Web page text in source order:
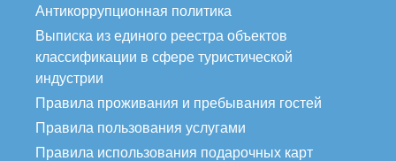
Антикоррупционная политика
Выписка из единого реестра объектов
классификации в сфере туристической
индустрии
Правила проживания и пребывания гостей
Правила пользования услугами
Правила использования подарочных карт